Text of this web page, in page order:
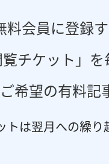
料会員に登録
チケット」
希望の有料記
トは翌月への繰り